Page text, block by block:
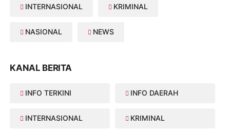
INTERNASIONAL KRIMINAL
NASIONAL NEWS
KANAL BERITA
INFO TERKINI INFO DAERAH
INTERNASIONAL KRIMINAL